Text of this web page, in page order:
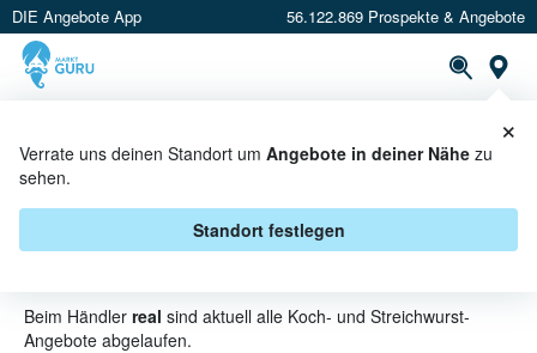
DIE Angebote App 56.122.869 Prospekte & Angebote
Verrate uns deinen Standort um Angebote in deiner Nähe zu
sehen.
Standort festlegen
×
KOCH- UND STREICHWURST
ANGEBOTE & AKTIONEN BEI
REAL
Beim Händler real sind aktuell alle Koch- und Streichwurst-
Angebote abgelaufen.